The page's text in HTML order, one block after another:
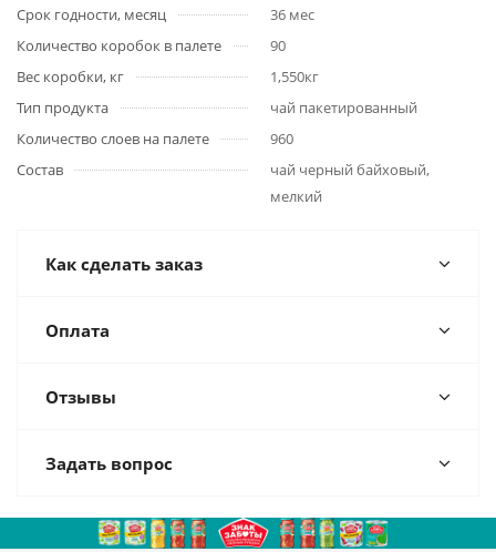
Срок годности, месяц
36 мес
Количество коробок в палете
90
Вес коробки, кг
1,550кг
Тип продукта
чай пакетированный
Количество слоев на палете
960
Состав
чай черный байховый,
мелкий
Как сделать заказ
Оплата
Отзывы
Задать вопрос